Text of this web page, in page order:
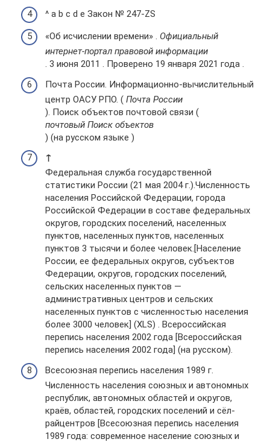
^ a b c d e Закон № 247-ZS
«Об исчислении времени» . Официальный
интернет-портал правовой информации
. 3 июня 2011 . Проверено 19 января 2021 года .
Почта России. Информационно-вычислительный
центр ОАСУ РПО. ( Почта России
). Поиск объектов почтовой связи (
почтовый Поиск объектов
) (на русском языке )
↑
Федеральная служба государственной
статистики России (21 мая 2004 г.).Численность
населения Российской Федерации, города
Российской Федерации в составе федеральных
округов, городских поселений, населенных
пунктов, населенных пунктов, населенных
пунктов 3 тысячи и более человек.[Население
России, ее федеральных округов, субъектов
Федерации, округов, городских поселений,
сельских населенных пунктов —
административных центров и сельских
населенных пунктов с численностью населения
более 3000 человек] (XLS) . Всероссийская
перепись населения 2002 года [Всероссийская
перепись населения 2002 года] (на русском).
Всесоюзная перепись населения 1989 г.
Численность населения союзных и автономных
республик, автономных областей и округов,
краёв, областей, городских поселений и сёл-
райцентров [Всесоюзная перепись населения
1989 года: современное население союзных и